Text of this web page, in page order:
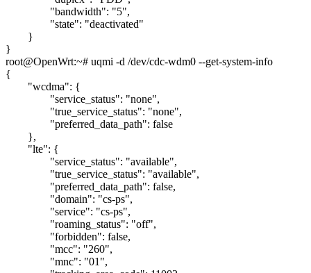
"bandwidth": "5",
"state": "deactivated"
}
}
root@OpenWrt:~# uqmi -d /dev/cdc-wdm0 --get-system-info
{
"wcdma": {
"service_status": "none",
"true_service_status": "none",
"preferred_data_path": false
},
"lte": {
"service_status": "available",
"true_service_status": "available",
"preferred_data_path": false,
"domain": "cs-ps",
"service": "cs-ps",
"roaming_status": "off",
"forbidden": false,
"mcc": "260",
"mnc": "01",